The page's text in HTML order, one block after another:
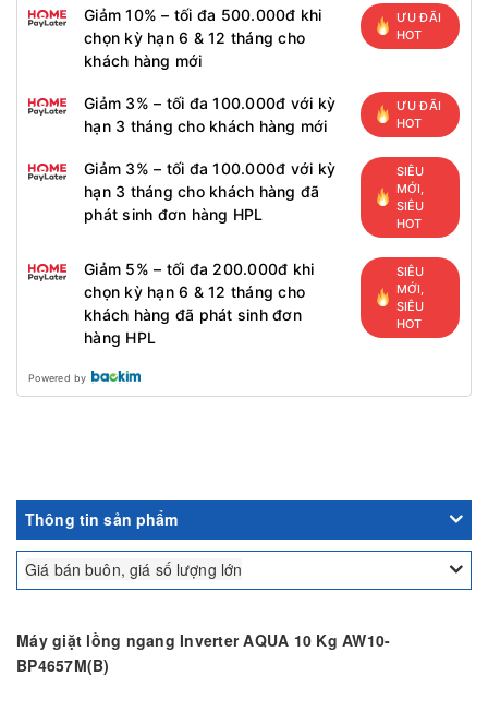
Giảm 10% – tối đa 500.000đ khi
chọn kỳ hạn 6 & 12 tháng cho
khách hàng mới
ƯU ĐÃI
HOT
Giảm 3% – tối đa 100.000đ với kỳ
hạn 3 tháng cho khách hàng mới
ƯU ĐÃI
HOT
Giảm 3% – tối đa 100.000đ với kỳ
hạn 3 tháng cho khách hàng đã
phát sinh đơn hàng HPL
SIÊU
MỚI,
SIÊU
HOT
Giảm 5% – tối đa 200.000đ khi
chọn kỳ hạn 6 & 12 tháng cho
khách hàng đã phát sinh đơn
hàng HPL
SIÊU
MỚI,
SIÊU
HOT
Powered by
Thông tin sản phẩm
Giá bán buôn, giá số lượng lớn
Máy giặt lồng ngang Inverter AQUA 10 Kg AW10-
BP4657M(B)